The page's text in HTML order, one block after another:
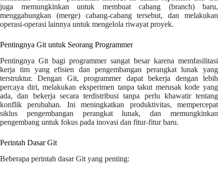
juga memungkinkan untuk membuat cabang (branch) baru,
menggabungkan (merge) cabang-cabang tersebut, dan melakukan
operasi-operasi lainnya untuk mengelola riwayat proyek.
Pentingnya Git untuk Seorang Programmer
Pentingnya Git bagi programmer sangat besar karena memfasilitasi
kerja tim yang efisien dan pengembangan perangkat lunak yang
terstruktur. Dengan Git, programmer dapat bekerja dengan lebih
percaya diri, melakukan eksperimen tanpa takut merusak kode yang
ada, dan bekerja secara terdistribusi tanpa perlu khawatir tentang
konflik perubahan. Ini meningkatkan produktivitas, mempercepat
siklus pengembangan perangkat lunak, dan memungkinkan
pengembang untuk fokus pada inovasi dan fitur-fitur baru.
Perintah Dasar Git
Beberapa perintah dasar Git yang penting: